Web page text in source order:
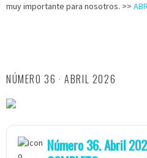
muy importante para nosotros. >>
NÚMERO 36 · ABRIL 2026
Número 36. Abril